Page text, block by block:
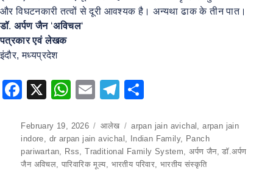
और विघटनकारी तत्वों से दूरी आवश्यक है। अन्यथा ढाक के तीन पात।
डॉ.अर्पण जैन‘अविचल‘
पत्रकार एवं लेखक
इंदौर, मध्यप्रदेश
F
c
e
b
X
W
at
s
A
E
ai
l
T
e
gr
a
ar
e
Posted
on
February 19, 2026 Categories
आलेख Tags
arpan jain avichal ,arpan jain
indore, dr arpan jain avichal , Indian Family, Panch
pariwartan, Rss,Traditional Family System,अर्पण जैन,डॉ.अर्पण
जैन अविचल,पारिवारिक मूल्य, भारतीय परिवार, भारतीय संस्कृति